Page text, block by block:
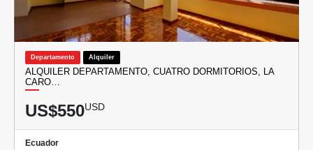
Departamento Alquiler
ALQUILER DEPARTAMENTO, CUATRO DORMITORIOS, LA
CARO…
US$550USD
Ecuador